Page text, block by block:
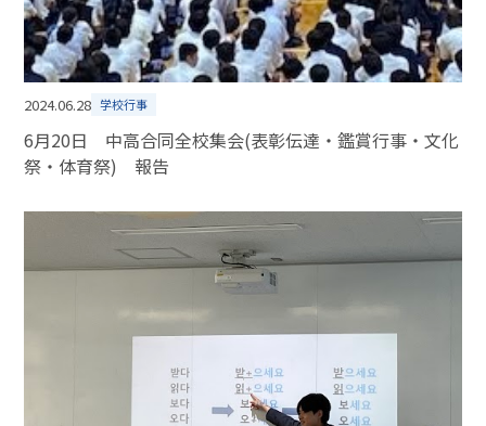
2024.06.28 学校行事
6月20日 中高合同全校集会(表彰伝達・鑑賞行事・文化
祭・体育祭) 報告